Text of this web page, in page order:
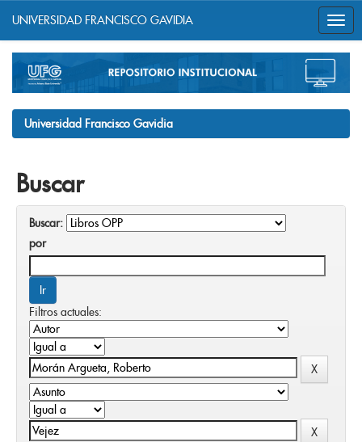
navigation
UNIVERSIDAD FRANCISCO GAVIDIA
Universidad Francisco Gavidia
Buscar
Buscar:
por
Filtros actuales: